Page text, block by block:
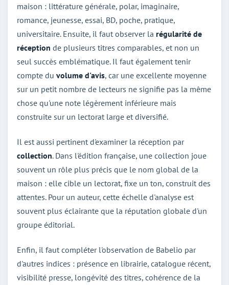
maison : littérature générale, polar, imaginaire,
romance, jeunesse, essai, BD, poche, pratique,
universitaire. Ensuite, il faut observer la régularité de
réception de plusieurs titres comparables, et non un
seul succès emblématique. Il faut également tenir
compte du volume d'avis, car une excellente moyenne
sur un petit nombre de lecteurs ne signifie pas la même
chose qu'une note légèrement inférieure mais
construite sur un lectorat large et diversifié.
Il est aussi pertinent d'examiner la réception par
collection. Dans l'édition française, une collection joue
souvent un rôle plus précis que le nom global de la
maison : elle cible un lectorat, fixe un ton, construit des
attentes. Pour un auteur, cette échelle d'analyse est
souvent plus éclairante que la réputation globale d'un
groupe éditorial.
Enfin, il faut compléter l'observation de Babelio par
d'autres indices : présence en librairie, catalogue récent,
visibilité presse, longévité des titres, cohérence de la